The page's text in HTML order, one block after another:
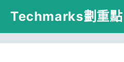
跳
主
Techmarks劃重點